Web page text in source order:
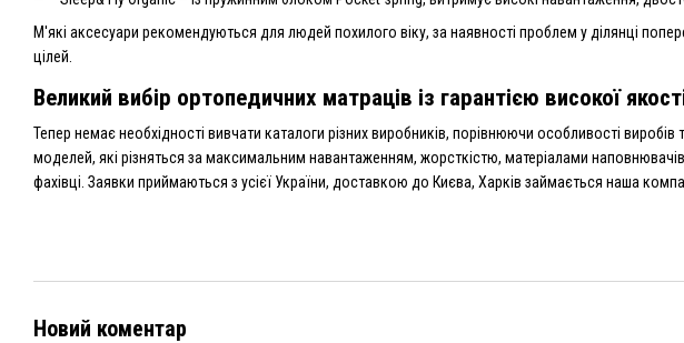
М'які аксесуари рекомендуються для людей похилого віку, за наявності проблем у ділянці
цілей.
Великий вибір ортопедичних матраців із гарантією високої
Тепер немає необхідності вивчати каталоги різних виробників, порівнюючи особливості виробів
моделей, які різняться за максимальним навантаженням, жорсткістю, матеріалами
фахівці. Заявки приймаються з усієї України, доставкою до Києва, Харків займається наша
Новий коментар